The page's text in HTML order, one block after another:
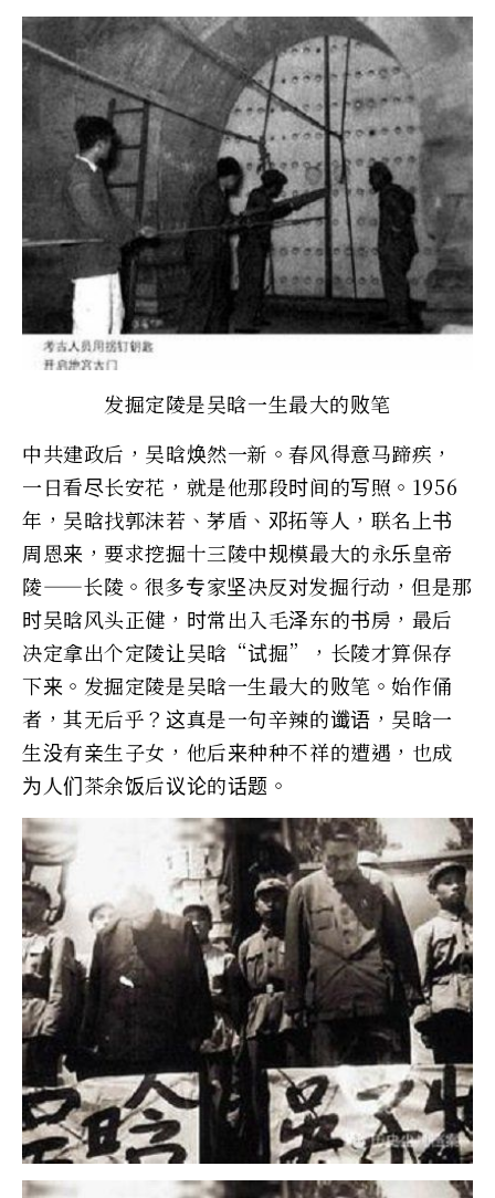
发掘定陵是吴晗一生最大的败笔
中共建政后，吴晗焕然一新。春风得意马蹄疾，
一日看尽长安花，就是他那段时间的写照。1956
年，吴晗找郭沫若、茅盾、邓拓等人，联名上书
周恩来，要求挖掘十三陵中规模最大的永乐皇帝
陵——长陵。很多专家坚决反对发掘行动，但是那
时吴晗风头正健，时常出入毛泽东的书房，最后
决定拿出个定陵让吴晗“试掘”，长陵才算保存
下来。发掘定陵是吴晗一生最大的败笔。始作俑
者，其无后乎？这真是一句辛辣的谶语，吴晗一
生没有亲生子女，他后来种种不祥的遭遇，也成
为人们茶余饭后议论的话题。